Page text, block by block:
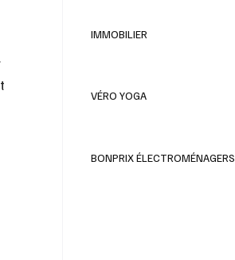
IMMOBILIER
VÉRO YOGA
BONPRIX ÉLECTROMÉNAGERS